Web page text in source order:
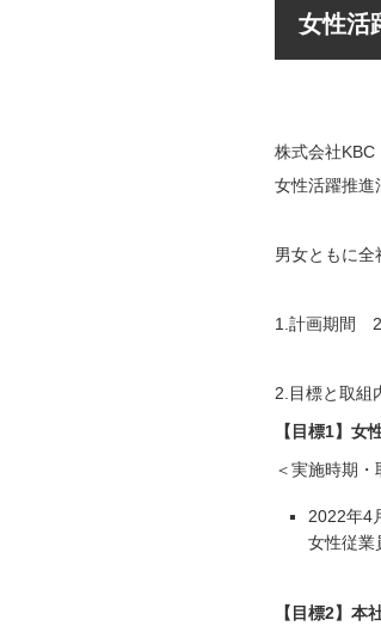
女性活
株式会社KBC
女性活躍推進
男女ともに全
1.計画期間
2.目標と取組
【目標1】女
＜実施時期・
2022年4
女性従業
【目標2】本